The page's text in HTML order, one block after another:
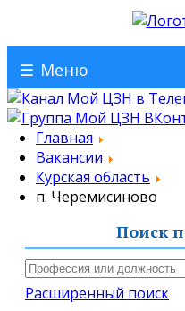
☰ Меню
Главная
Вакансии
Курская область
п. Черемисиново
Поиск
Расширенный поиск